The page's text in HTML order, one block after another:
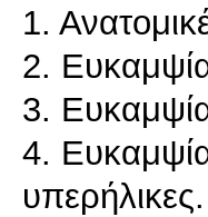
1.
2. Ευκαμψία
3.
4.
υπερήλικες.